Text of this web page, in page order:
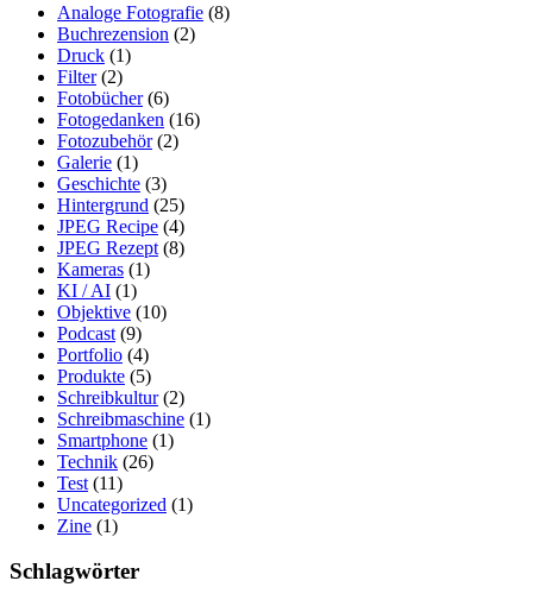
Analoge Fotografie (8)
Buchrezension (2)
Druck (1)
Filter(2)
Fotobücher(6)
Fotogedanken (16)
Fotozubehör(2)
Galerie (1)
Geschichte (3)
Hintergrund (25)
JPEG Recipe (4)
JPEG Rezept (8)
Kameras (1)
KI / AI (1)
Objektive (10)
Podcast (9)
Portfolio (4)
Produkte (5)
Schreibkultur(2)
Schreibmaschine (1)
Smartphone (1)
Technik (26)
Test (11)
Uncategorized (1)
Zine (1)
Schlagwörter